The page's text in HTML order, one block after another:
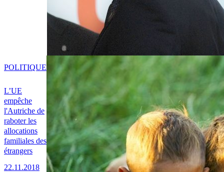
L’UE
empêche
l'Autriche de
raboter les
allocations
familiales des
étrangers
22.11.2018
POLITIQUE